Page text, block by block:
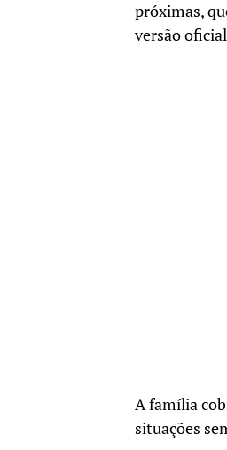
próximas,
versão
A família
situações